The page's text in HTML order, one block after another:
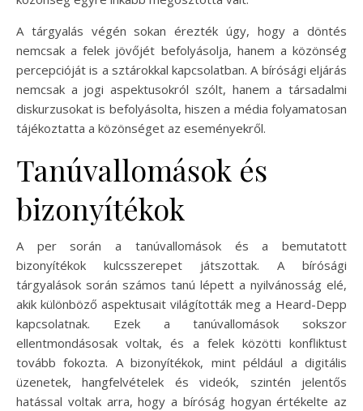
A tárgyalás végén sokan érezték úgy, hogy a döntés
nemcsak a felek jövőjét befolyásolja, hanem a közönség
percepcióját is a sztárokkal kapcsolatban. A bírósági eljárás
nemcsak a jogi aspektusokról szólt, hanem a társadalmi
diskurzusokat is befolyásolta, hiszen a média folyamatosan
tájékoztatta a közönséget az eseményekről.
Tanúvallomások és
bizonyítékok
A per során a tanúvallomások és a bemutatott
bizonyítékok kulcsszerepet játszottak. A bírósági
tárgyalások során számos tanú lépett a nyilvánosság elé,
akik különböző aspektusait világították meg a Heard-Depp
kapcsolatnak. Ezek a tanúvallomások sokszor
ellentmondásosak voltak, és a felek közötti konfliktust
tovább fokozta. A bizonyítékok, mint például a digitális
üzenetek, hangfelvételek és videók, szintén jelentős
hatással voltak arra, hogy a bíróság hogyan értékelte az